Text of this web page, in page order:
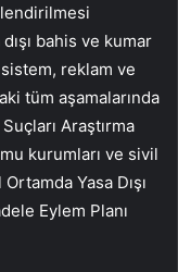
bahis ve kumar
reklam ve
tüm aşamalarında
Araştırma
kurumları ve sivil
Yasa Dışı
Eylem Planı